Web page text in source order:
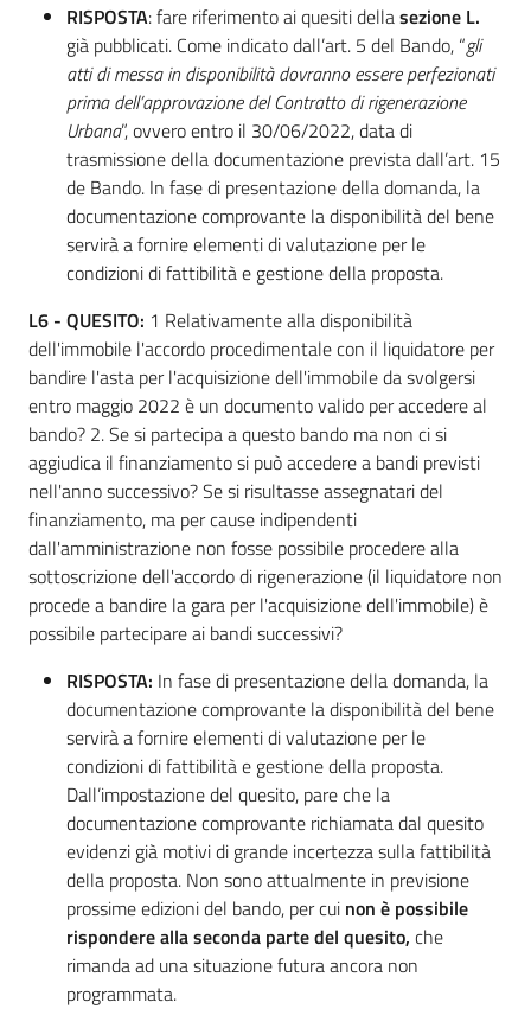
RISPOSTA: fare riferimento ai quesiti dellasezione L.
già pubblicati. Come indicato dall’art. 5 del Bando, “gli
atti di messa in disponibilità dovranno essere perfezionati
prima dell’approvazione del Contratto di rigenerazione
Urbana”, ovvero entro il 30/06/2022, data di
trasmissione della documentazione prevista dall’art. 15
de Bando. In fase di presentazione della domanda, la
documentazione comprovante la disponibilità del bene
servirà a fornire elementi di valutazione per le
condizioni di fattibilità e gestione della proposta.
L6 - QUESITO: 1 Relativamente alla disponibilità
dell'immobile l'accordo procedimentale con il liquidatore per
bandire l'asta per l'acquisizione dell'immobile da svolgersi
entro maggio 2022 è un documento valido per accedere al
bando? 2. Se si partecipa a questo bando ma non ci si
aggiudica il finanziamento si può accedere a bandi previsti
nell'anno successivo? Se si risultasse assegnatari del
finanziamento, ma per cause indipendenti
dall'amministrazione non fosse possibile procedere alla
sottoscrizione dell'accordo di rigenerazione (il liquidatore non
procede a bandire la gara per l'acquisizione dell'immobile) è
possibile partecipare ai bandi successivi?
RISPOSTA: In fase di presentazione della domanda, la
documentazione comprovante la disponibilità del bene
servirà a fornire elementi di valutazione per le
condizioni di fattibilità e gestione della proposta.
Dall’impostazione del quesito, pare che la
documentazione comprovante richiamata dal quesito
evidenzi già motivi di grande incertezza sulla fattibilità
della proposta. Non sono attualmente in previsione
prossime edizioni del bando, per cui non è possibile
rispondere alla seconda parte del quesito, che
rimanda ad una situazione futura ancora non
programmata.